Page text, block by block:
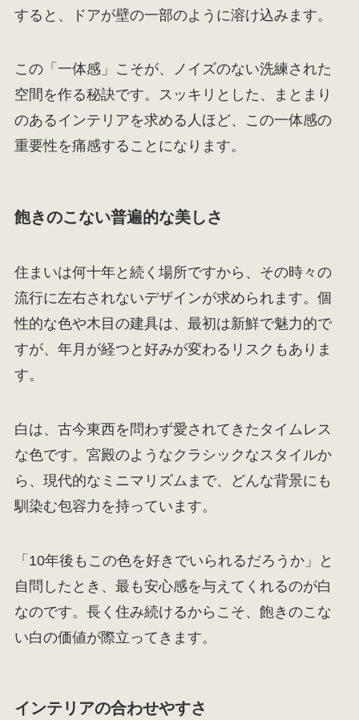
すると、ドアが壁の一部のように溶け込みます。
この「一体感」こそが、ノイズのない洗練された
空間を作る秘訣です。スッキリとした、まとまり
のあるインテリアを求める人ほど、この一体感の
重要性を痛感することになります。
飽きのこない普遍的な美しさ
住まいは何十年と続く場所ですから、その時々の
流行に左右されないデザインが求められます。個
性的な色や木目の建具は、最初は新鮮で魅力的で
すが、年月が経つと好みが変わるリスクもありま
す。
白は、古今東西を問わず愛されてきたタイムレス
な色です。宮殿のようなクラシックなスタイルか
ら、現代的なミニマリズムまで、どんな背景にも
馴染む包容力を持っています。
「10年後もこの色を好きでいられるだろうか」と
自問したとき、最も安心感を与えてくれるのが白
なのです。長く住み続けるからこそ、飽きのこな
い白の価値が際立ってきます。
インテリアの合わせやすさ